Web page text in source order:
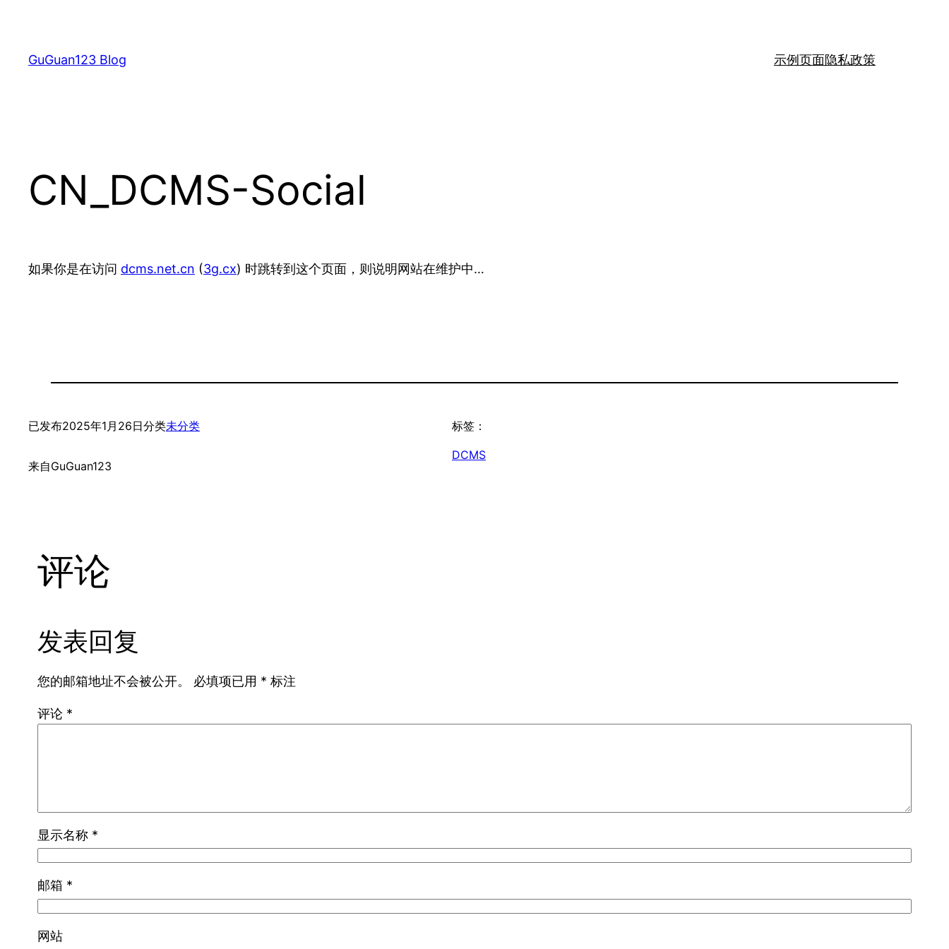
GuGuan123 Blog 示例页面隐私政策
CN_DCMS-Social
如果你是在访问 dcms.net.cn (3g.cx) 时跳转到这个页面，则说明网站在维护中…
已发布2025年1月26日分类未分类
来自GuGuan123
标签：
DCMS
评论
发表回复
您的邮箱地址不会被公开。 必填项已用 * 标注
评论 *
显示名称 *
邮箱 *
网站